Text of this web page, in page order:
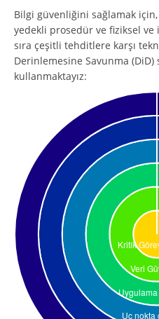
Bilgi güvenliğini sağlamak
yedekli prosedür ve fiziksel ve
sıra çeşitli tehditlere karşı
Derinlemesine Savunma
kullanmaktayız: